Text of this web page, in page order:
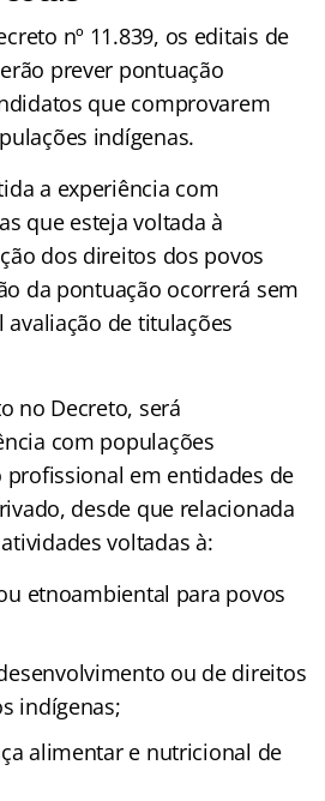
nº 11.839, os editais de
prever pontuação
que comprovarem
indígenas.
a experiência com
que esteja voltada à
dos direitos dos povos
da pontuação ocorrerá sem
de titulações
no Decreto, será
com populações
profissional em entidades de
desde que relacionada
voltadas à:
etnoambiental para povos
ou de direitos
indígenas;
alimentar e nutricional de